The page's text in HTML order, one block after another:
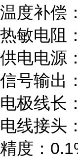
温度补偿
热敏电阻
供电电源
信号输出
电极线长
电线接头
精度：